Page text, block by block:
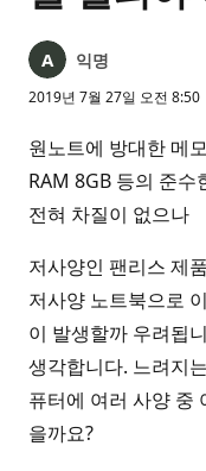
익명
2019년 7월 27일 오전 8:50
원노트에 방대한 메
RAM 8GB 등의 준
전혀 차질이 없으나
저사양인 팬리스 제
저사양 노트북으로
이 발생할까 우려됩
생각합니다. 느려지
퓨터에 여러 사양 중
을까요?